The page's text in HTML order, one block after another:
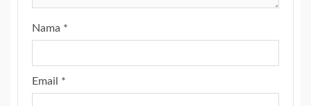
Nama *
Email *